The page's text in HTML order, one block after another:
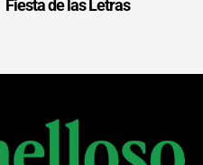
Fiesta de las Letras